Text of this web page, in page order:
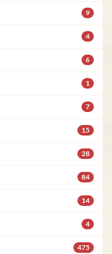
9
4
6
1
7
15
28
84
14
4
475